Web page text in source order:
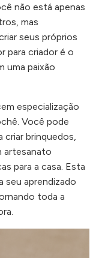
não está apenas
mas
seus próprios
para criador é o
uma paixão
especialização
Você pode
brinquedos,
artesanato
para a casa. Esta
seu aprendizado
toda a